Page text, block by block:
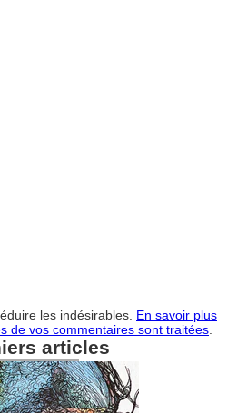
les indésirables. En savoir plus
de vos commentaires sont traitées
articles